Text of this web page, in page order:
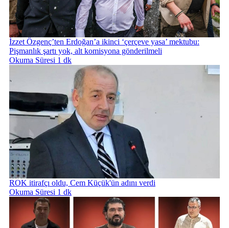
İzzet Özgenç’ten Erdoğan’a ikinci ‘çerçeve yasa’ mektubu:
Pişmanlık şartı yok, alt komisyona gönderilmeli
Okuma Süresi 1 dk
ROK itirafçı oldu, Cem Küçük'ün adını verdi
Okuma Süresi 1 dk